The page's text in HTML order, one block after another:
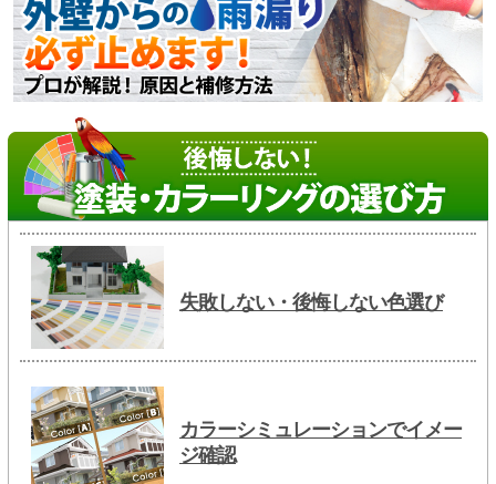
失敗しない・後悔しない色選び
カラーシミュレーションでイメー
ジ確認